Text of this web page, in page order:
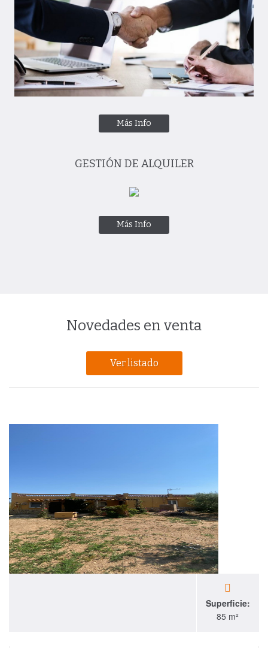
Más Info
GESTIÓN DE ALQUILER
Más Info
Novedades en venta
Ver listado
Superficie:
85 m²